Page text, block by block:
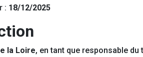
: 18/12/2025
la Loire, en tant que responsable